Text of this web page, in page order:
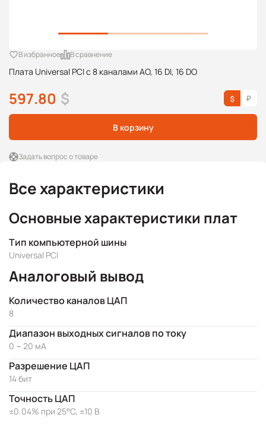
Плата Universal PCI с 8 каналами AO, 16 DI, 16 DO
В избранное В сравнение
597.80 $
В корзину
Задать вопрос о товаре
Все характеристики
Основные характеристики плат
Тип компьютерной шины
Universal PCI
Аналоговый вывод
Количество каналов ЦАП
8
Диапазон выходных сигналов по току
0 ~ 20 мА
Разрешение ЦАП
14 бит
Точность ЦАП
±0.04% при 25°C, ±10 В